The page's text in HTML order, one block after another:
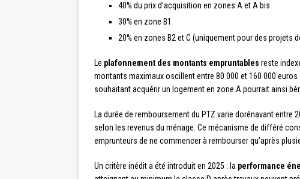
40% du prix d’acquisition en zones A et A bis
30% en zone B1
20% en zones B2 et C (uniquement pour des projets
Le plafonnement des montants empruntables reste
montants maximaux oscillent entre 80 000 et 160 000
souhaitant acquérir un logement en zone A pourrait ainsi
La durée de remboursement du PTZ varie dorénavant entre
selon les revenus du ménage. Ce mécanisme de différé
emprunteurs de ne commencer à rembourser qu’après
Un critère inédit a été introduit en 2025 : la performance